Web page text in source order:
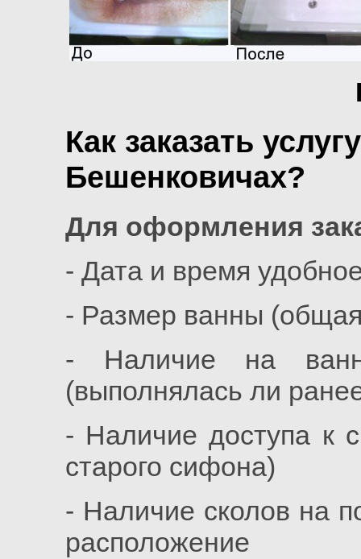
Как заказать
Бешенковичах?
Для оформления
- Дата и время
- Размер ванны
- Наличие на
(выполнялась ли
- Наличие доступа к
старого сифона)
- Наличие сколов на
расположение